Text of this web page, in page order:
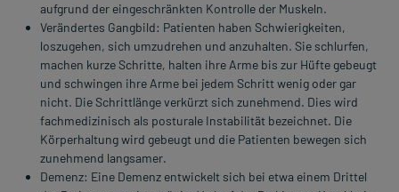
aufgrund der eingeschränkten Kontrolle der Muskeln.
Verändertes Gangbild: Patienten haben Schwierigkeiten,
loszugehen, sich umzudrehen und anzuhalten. Sie schlurfen,
machen kurze Schritte, halten ihre Arme bis zur Hüfte gebeugt
und schwingen ihre Arme bei jedem Schritt wenig oder gar
nicht. Die Schrittlänge verkürzt sich zunehmend. Dies wird
fachmedizinisch als posturale Instabilität bezeichnet. Die
Körperhaltung wird gebeugt und die Patienten bewegen sich
zunehmend langsamer.
Demenz: Eine Demenz entwickelt sich bei etwa einem Drittel